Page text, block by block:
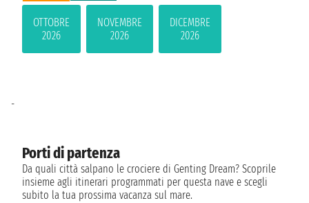
OTTOBRE
2026
NOVEMBRE
2026
DICEMBRE
2026
Porti di partenza
Da quali città salpano le crociere di Genting Dream? Scoprile
insieme agli itinerari programmati per questa nave e scegli
subito la tua prossima vacanza sul mare.
-